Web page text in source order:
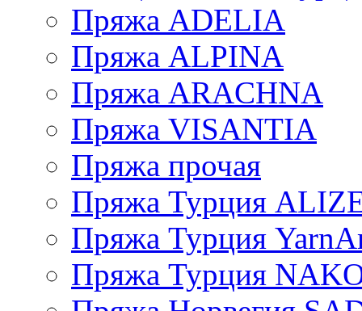
Пряжа ADELIA
Пряжа ALPINA
Пряжа ARACHNA
Пряжа VISANTIA
Пряжа прочая
Пряжа Турция
Пряжа Турция
Пряжа Турция